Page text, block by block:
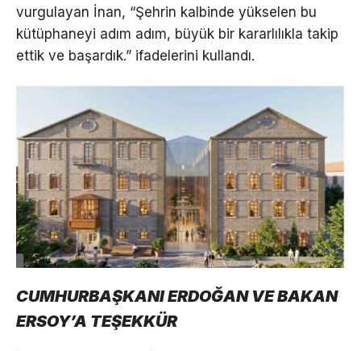
vurgulayan İnan, “Şehrin kalbinde yükselen bu
kütüphaneyi adım adım, büyük bir kararlılıkla takip
ettik ve başardık.” ifadelerini kullandı.
CUMHURBAŞKANI ERDOĞAN VE BAKAN
ERSOY’A TEŞEKKÜR